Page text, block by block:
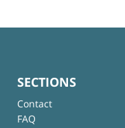
SECTIONS
Contact
FAQ